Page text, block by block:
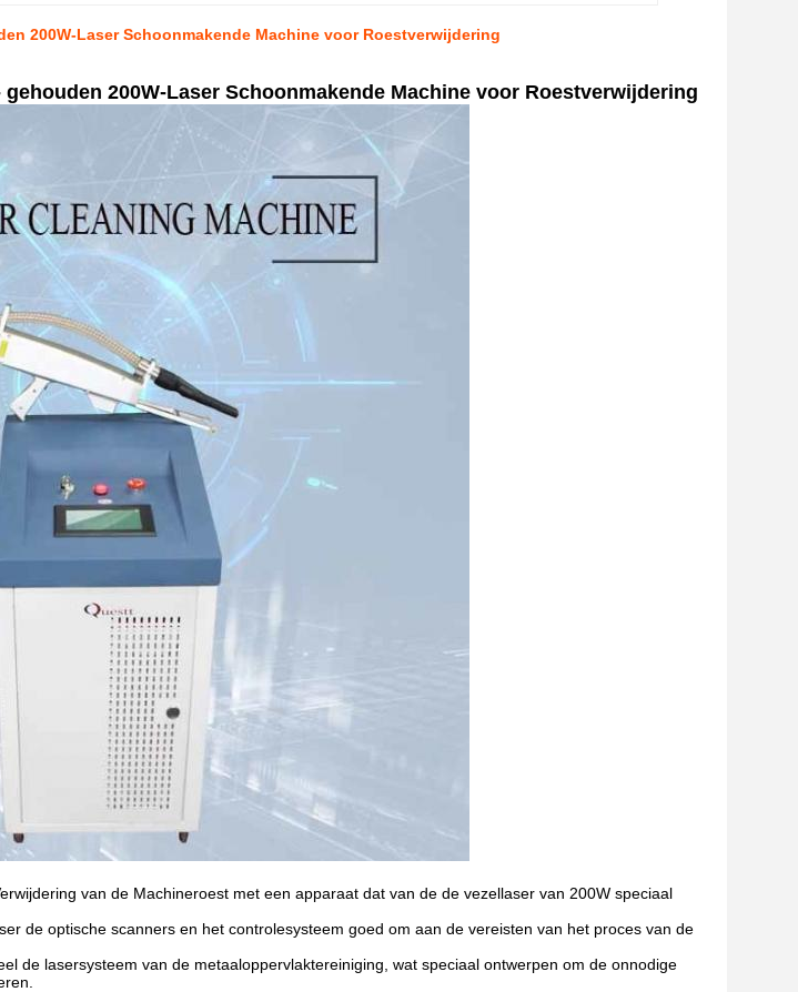
200W-Laser Schoonmakende Machine voor Roestverwijdering
200W-Laser Schoonmakende Machine voor Roestverwijdering
van de Machineroest met een apparaat dat van de de vezellaser van 200W speciaal
de optische scanners en het controlesysteem goed om aan de vereisten van het proces van de
de lasersysteem van de metaaloppervlaktereiniging, wat speciaal ontwerpen om de onnodige